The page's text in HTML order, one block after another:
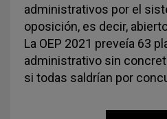
administrativos por el
oposición, es decir,
La OEP 2021 preveía 63
administrativo sin
si todas saldrían por